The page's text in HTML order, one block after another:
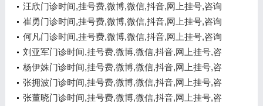
汪欣门诊时间,挂号费,微博,微信,抖音,网上挂号,咨询
电话,在线咨询
崔勇门诊时间,挂号费,微博,微信,抖音,网上挂号,咨询
电话,在线咨询
何凡门诊时间,挂号费,微博,微信,抖音,网上挂号,咨询
电话,在线咨询
刘亚军门诊时间,挂号费,微博,微信,抖音,网上挂号,咨
询电话,在线咨询
杨伊姝门诊时间,挂号费,微博,微信,抖音,网上挂号,咨
询电话,在线咨询
张拥波门诊时间,挂号费,微博,微信,抖音,网上挂号,咨
询电话,在线咨询
张董晓门诊时间,挂号费,微博,微信,抖音,网上挂号,咨